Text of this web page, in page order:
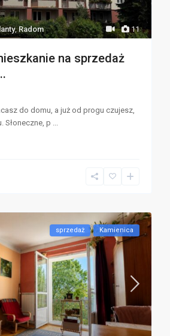
11
,Radom
na sprzedaż
do domu, a już od progu czujesz,
Słoneczne, p ...
sprzedaż Kamienica